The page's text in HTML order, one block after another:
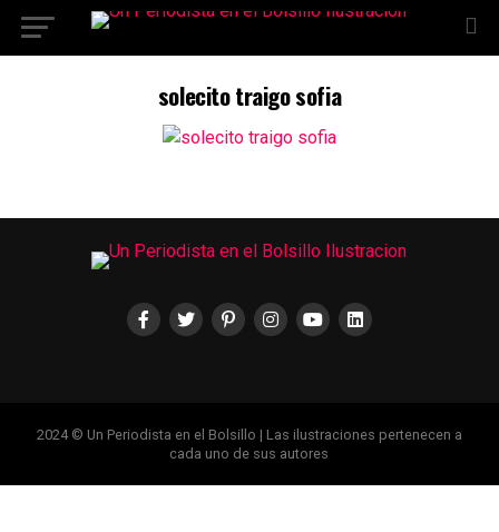
solecito traigo sofia
2024 © Un Periodista en el Bolsillo | Las ilustraciones pertenecen a
cada uno de sus autores